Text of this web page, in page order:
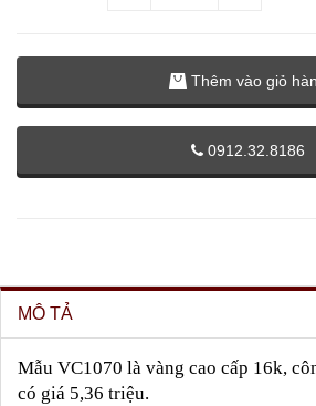
Thêm vào giỏ
0912.32.8186
MÔ TẢ
Mẫu VC1070 là vàng cao cấp 16k,
có giá 5,36 triệu.